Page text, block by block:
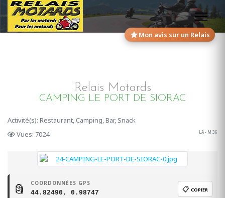
Mon avis sur un Relais
Relais Motards
CAMPING LE PORT DE SIORAC
Activité(s): Restaurant, Camping, Bar, Snack
Vues: 7024
LA - M 36
🗿 COORDONNÉES GPS
44.82490, 0.98747 📋 COPIER